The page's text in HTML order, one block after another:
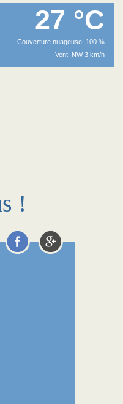
27 °C
Couverture nuageuse: 100 %
Vent: NW 3 km/h
!